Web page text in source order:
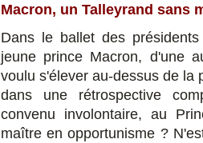
Macron, un Talleyrand sans
Dans le ballet des
jeune prince Macron, d'une
voulu s'élever au-dessus de la
dans une rétrospective
convenu involontaire, au
maître en opportunisme ?